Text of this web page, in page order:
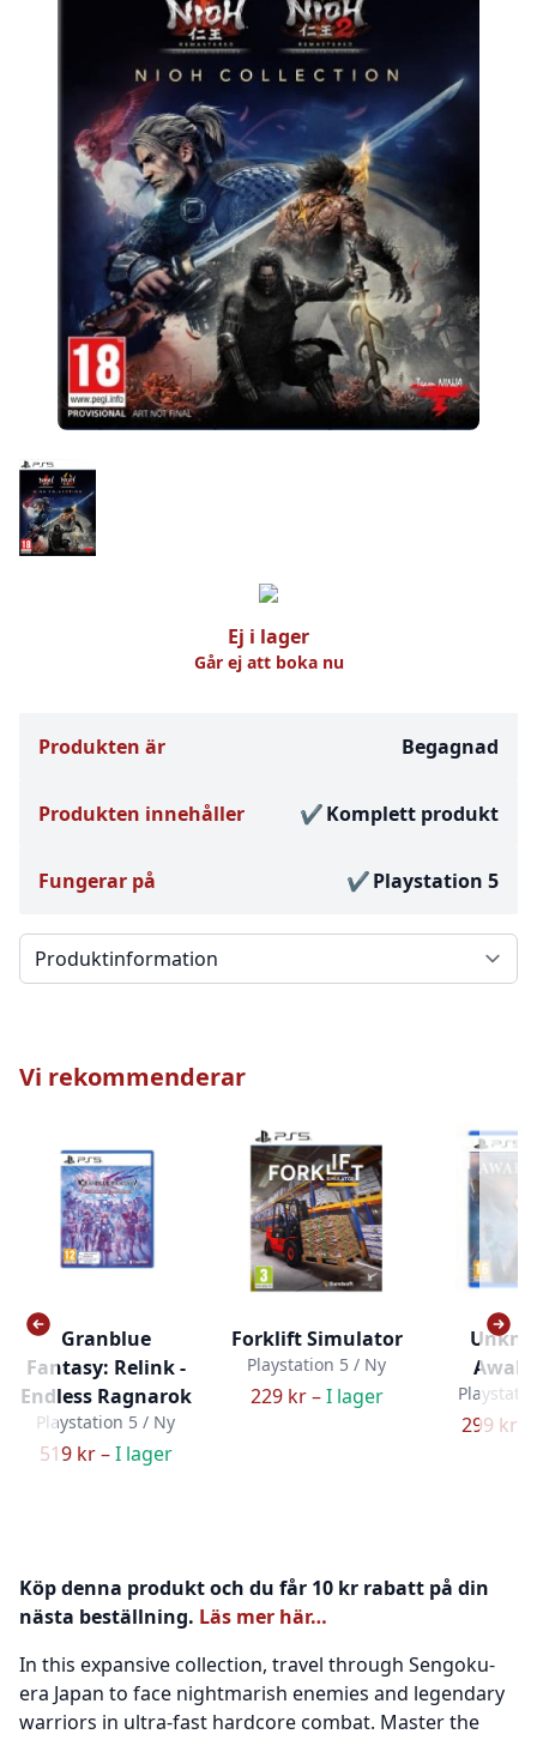
Ej i lager
Går ej att boka nu
Produkten är Begagnad
Produkten innehåller Komplett produkt
Fungerar på Playstation 5
Välj en flik
Vi rekommenderar
Granblue
Fantasy: Relink -
Endless Ragnarok
Playstation 5 / Ny
519 kr –I lager
Forklift Simulator
Playstation 5 / Ny
229 kr –I lager
299 kr –
Köp denna produkt och du får 10 kr rabatt på din
nästa beställning. Läs mer här…
In this expansive collection, travel through Sengoku-
era Japan to face nightmarish enemies and legendary
warriors in ultra-fast hardcore combat. Master the